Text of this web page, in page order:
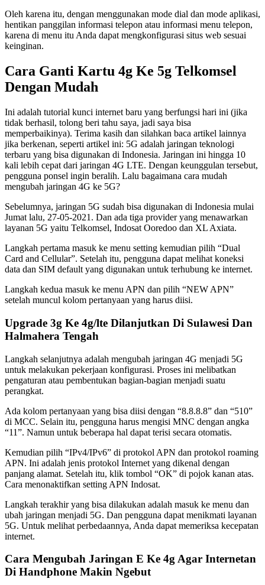
Oleh karena itu, dengan menggunakan mode dial dan mode aplikasi,
hentikan panggilan informasi telepon atau informasi menu telepon,
karena di menu itu Anda dapat mengkonfigurasi situs web sesuai
keinginan.
Cara Ganti Kartu 4g Ke 5g Telkomsel
Dengan Mudah
Ini adalah tutorial kunci internet baru yang berfungsi hari ini (jika
tidak berhasil, tolong beri tahu saya, jadi saya bisa
memperbaikinya). Terima kasih dan silahkan baca artikel lainnya
jika berkenan, seperti artikel ini: 5G adalah jaringan teknologi
terbaru yang bisa digunakan di Indonesia. Jaringan ini hingga 10
kali lebih cepat dari jaringan 4G LTE. Dengan keunggulan tersebut,
pengguna ponsel ingin beralih. Lalu bagaimana cara mudah
mengubah jaringan 4G ke 5G?
Sebelumnya, jaringan 5G sudah bisa digunakan di Indonesia mulai
Jumat lalu, 27-05-2021. Dan ada tiga provider yang menawarkan
layanan 5G yaitu Telkomsel, Indosat Ooredoo dan XL Axiata.
Langkah pertama masuk ke menu setting kemudian pilih “Dual
Card and Cellular”. Setelah itu, pengguna dapat melihat koneksi
data dan SIM default yang digunakan untuk terhubung ke internet.
Langkah kedua masuk ke menu APN dan pilih “NEW APN”
setelah muncul kolom pertanyaan yang harus diisi.
Upgrade 3g Ke 4g/lte Dilanjutkan Di Sulawesi Dan
Halmahera Tengah
Langkah selanjutnya adalah mengubah jaringan 4G menjadi 5G
untuk melakukan pekerjaan konfigurasi. Proses ini melibatkan
pengaturan atau pembentukan bagian-bagian menjadi suatu
perangkat.
Ada kolom pertanyaan yang bisa diisi dengan “8.8.8.8” dan “510”
di MCC. Selain itu, pengguna harus mengisi MNC dengan angka
“11”. Namun untuk beberapa hal dapat terisi secara otomatis.
Kemudian pilih “IPv4/IPv6” di protokol APN dan protokol roaming
APN. Ini adalah jenis protokol Internet yang dikenal dengan
panjang alamat. Setelah itu, klik tombol “OK” di pojok kanan atas.
Cara menonaktifkan setting APN Indosat.
Langkah terakhir yang bisa dilakukan adalah masuk ke menu dan
ubah jaringan menjadi 5G. Dan pengguna dapat menikmati layanan
5G. Untuk melihat perbedaannya, Anda dapat memeriksa kecepatan
internet.
Cara Mengubah Jaringan E Ke 4g Agar Internetan
Di Handphone Makin Ngebut